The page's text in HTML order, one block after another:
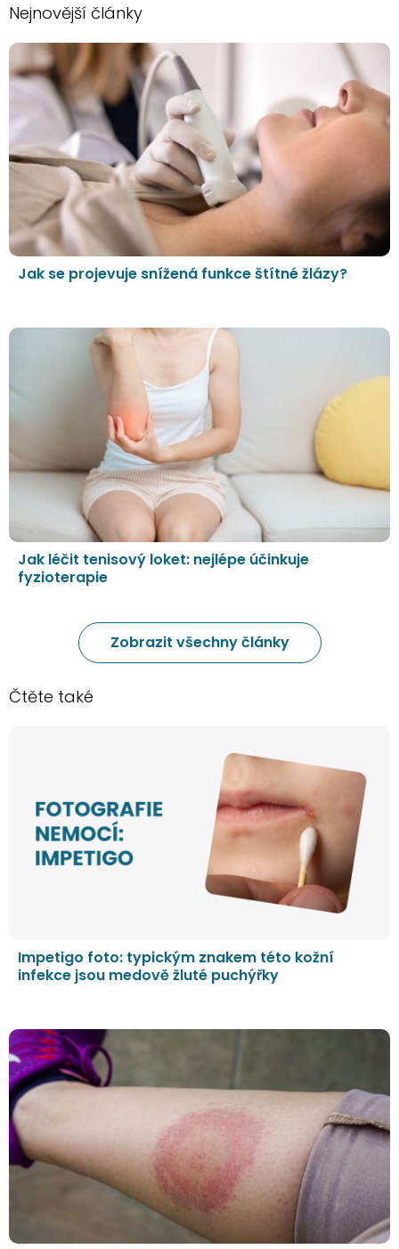
Nejnovější články
Jak se projevuje snížená funkce štítné žlázy?
Jak léčit tenisový loket: nejlépe účinkuje
fyzioterapie
Zobrazit všechny články
Čtěte také
Impetigo foto: typickým znakem této kožní
infekce jsou medově žluté puchýřky